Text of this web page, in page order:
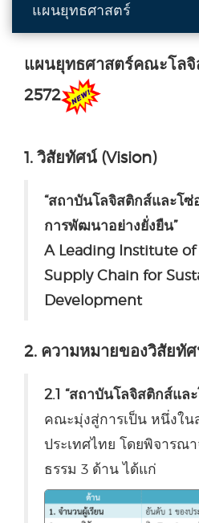
แผนยุทธศาสตร์
แผนยุทธศาสตร์คณะโลจิ
2572
1. วิสัยทัศน์ (Vision)
“สถาบันโลจิสติกส์และโ
การพัฒนาอย่างยั่งยืน”
A Leading Institute of
Supply Chain for
Development
2. ความหมายของวิสัยทั
2.1 “สถาบันโลจิสติกส์แล
คณะมุ่งสู่การเป็น หนึ่งใ
ประเทศไทย โดยพิจารณ
ธรรม 3 ด้าน ได้แก่